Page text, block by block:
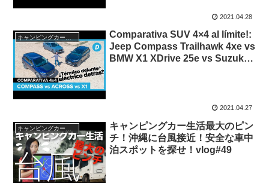
2021.04.28
Comparativa SUV 4×4 al límite!:
Jeep Compass Trailhawk 4xe vs
BMW X1 XDrive 25e vs Suzuki
2021.04.27
キャンピングカー生活最大のピン
チ！沖縄に台風接近！安全な車中
泊スポットを探せ！vlog#49